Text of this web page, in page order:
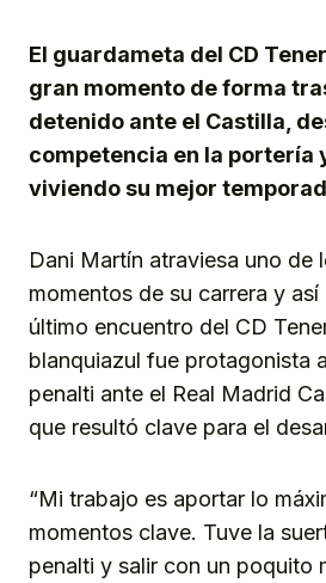
El guardameta del CD
gran momento de forma
detenido ante el Castilla,
competencia en la portería
viviendo su mejor
Dani Martín atraviesa uno de
momentos de su carrera y
último encuentro del CD
blanquiazul fue protagonista
penalti ante el Real Madrid
que resultó clave para el
“Mi trabajo es aportar lo
momentos clave. Tuve la
penalti y salir con un poquito